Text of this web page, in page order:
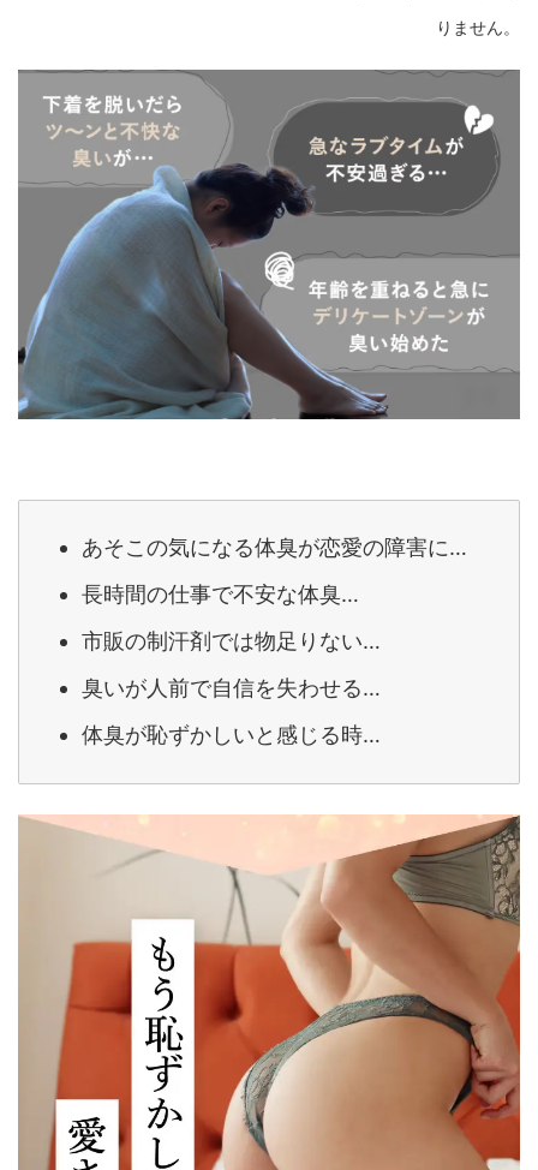
りません。
あそこの気になる体臭が恋愛の障害に…
長時間の仕事で不安な体臭…
市販の制汗剤では物足りない…
臭いが人前で自信を失わせる…
体臭が恥ずかしいと感じる時…